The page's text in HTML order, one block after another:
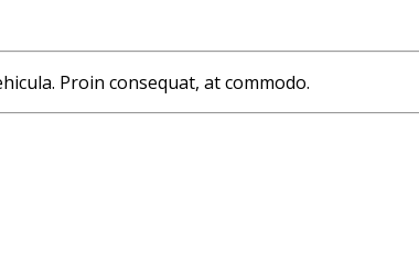
Proin consequat, at commodo.